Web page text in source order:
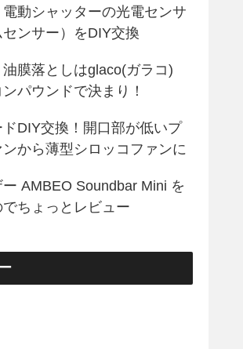
動シャッターの光電センサ
ンサー）をDIY交換
油膜落としはglaco(ガラコ)
パウンドで決まり！
ドDIY交換！開口部が低いプ
ンから薄型シロッコファンに
AMBEO Soundbar Mini を
ちょっとレビュー